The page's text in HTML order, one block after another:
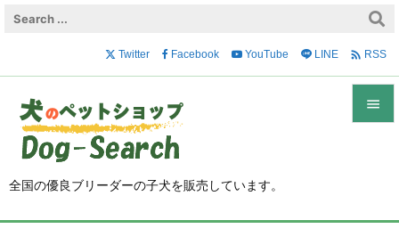
全国の優良ブリーダーの子犬を販売しています。

Twitter Facebook YouTube LINE  RSS